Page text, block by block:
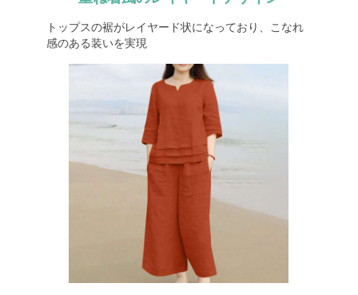
トップスの裾がレイヤード状になっており、こなれ
感のある装いを実現